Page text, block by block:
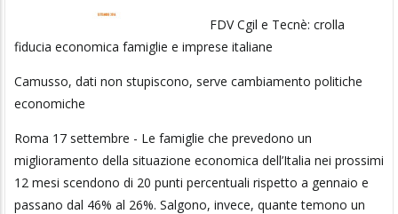
FDV Cgil e Tecnè: crolla
fiducia economica famiglie e imprese italiane
Camusso, dati non stupiscono, serve cambiamento politiche
economiche
Roma 17 settembre - Le famiglie che prevedono un
miglioramento della situazione economica dell’Italia nei prossimi
12 mesi scendono di 20 punti percentuali rispetto a gennaio e
passano dal 46% al 26%. Salgono, invece, quante temono un